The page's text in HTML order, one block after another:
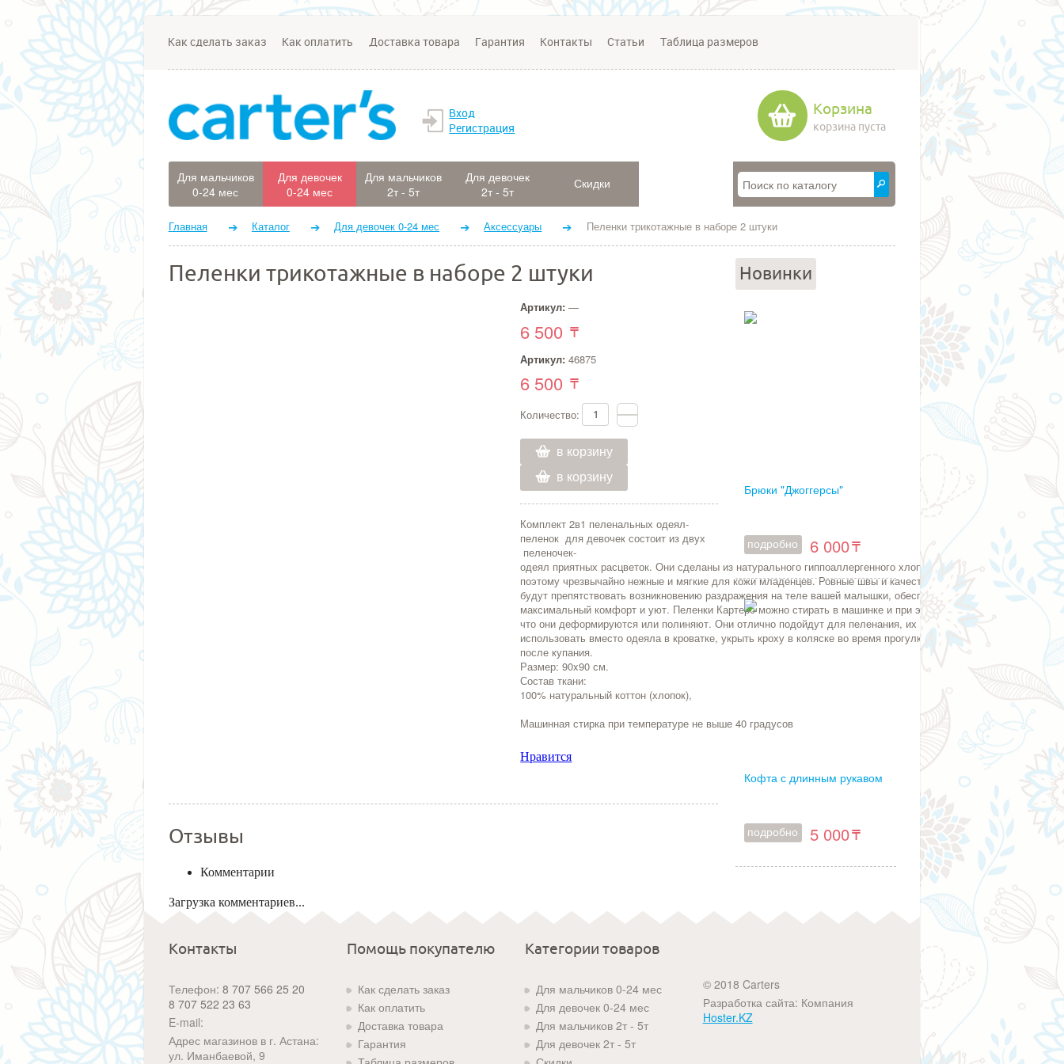
Как сделать заказ Как оплатить Доставка товара Гарантия Контакты Статьи Таблица размеров
Вход
Регистрация
Корзина
корзина пуста
Для мальчиков
0-24 мес
Для девочек
0-24 мес
Для мальчиков
2т - 5т
Для девочек
2т - 5т
Скидки
Главная Каталог Для девочек 0-24 мес Аксессуары Пеленки трикотажные в наборе 2 штуки
Пеленки трикотажные в наборе 2 штуки
Артикул: —
6 500
Артикул: 46875
6 500
Количество:
в корзину
в корзину
Комплект 2в1 пеленальных одеял-
пеленок для девочек состоит из двух
пеленочек-
одеял приятных расцветок. Они сделаны из натурального гиппоаллергенного хлопка,
поэтому чрезвычайно нежные и мягкие для кожи младенцев. Ровные швы и качественная фактура
будут препятствовать возникновению раздражения на теле вашей малышки, обеспечивая ей
максимальный комфорт и уют. Пеленки Картерс можно стирать в машинке и при этом не бояться,
что они деформируются или полиняют. Они отлично подойдут для пеленания, их можно
использовать вместо одеяла в кроватке, укрыть кроху в коляске во время прогулки или завернуть
после купания.
Размер: 90x90 см.
Состав ткани:
100% натуральный коттон (хлопок),
Машинная стирка при температуре не выше 40 градусов
Нравится
Отзывы
Комментарии
Загрузка комментариев...
Новинки
Брюки "Джоггерсы"
подробно 6 000
Кофта с длинным рукавом
подробно 5 000
Контакты
Телефон: 8 707 566 25 20
8 707 522 23 63
E-mail:
Адрес магазинов в г. Астана:
ул. Иманбаевой, 9
Помощь покупателю
Как сделать заказ
Как оплатить
Доставка товара
Гарантия
Категории товаров
Для мальчиков 0-24 мес
Для девочек 0-24 мес
Для мальчиков 2т - 5т
Для девочек 2т - 5т
© 2018 Carters
Разработка сайта: Компания
Hoster.KZ